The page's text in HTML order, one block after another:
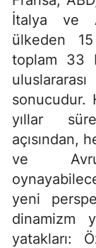
İtalya ve
ülkeden
toplam 33
sonucudur.
yıllar
açısından,
ve
yeni
dinamizm
yatakları: